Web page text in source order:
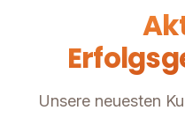
Unsere neuesten